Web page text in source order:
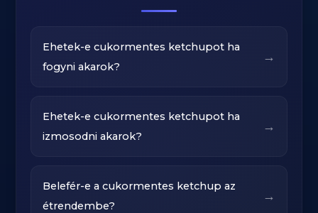
Ehetek-e cukormentes ketchupot ha
fogyni akarok?
→
Ehetek-e cukormentes ketchupot ha
izmosodni akarok?
→
Belefér-e a cukormentes ketchup az
étrendembe?
→